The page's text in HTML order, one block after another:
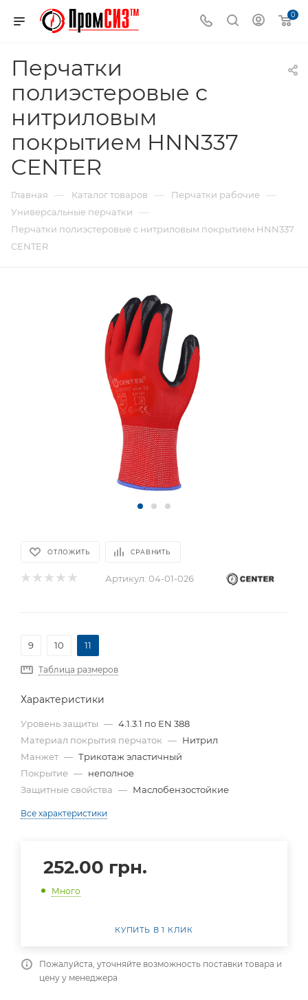
0
Перчатки
полиэстеровые с
нитриловым
покрытием HNN337
CENTER
Главная — Каталог товаров — Перчатки рабочие —
Универсальные перчатки —
Перчатки полиэстеровые с нитриловым покрытием HNN337
CENTER
ОТЛОЖИТЬ СРАВНИТЬ
Артикул: 04-01-026
9 10 11
Таблица размеров
Характеристики
Уровень защиты — 4.1.3.1 по EN 388
Материал покрытия перчаток — Нитрил
Манжет — Трикотаж эластичный
Покрытие — неполное
Защитные свойства — Маслобензостойкие
Все характеристики
252.00 грн.
Много
КУПИТЬ В 1 КЛИК
Пожалуйста, уточняйте возможность поставки товара и
цену у менеджера